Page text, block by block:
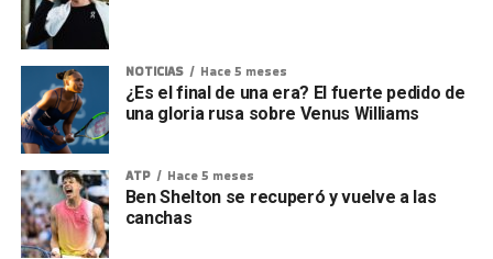
NOTICIAS Hace 5 meses
¿Es el final de una era? El fuerte pedido de
una gloria rusa sobre Venus Williams
ATP Hace 5 meses
Ben Shelton se recuperó y vuelve a las
canchas